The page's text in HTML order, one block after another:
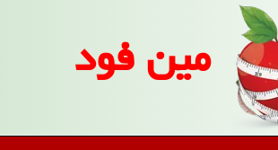
مین فود